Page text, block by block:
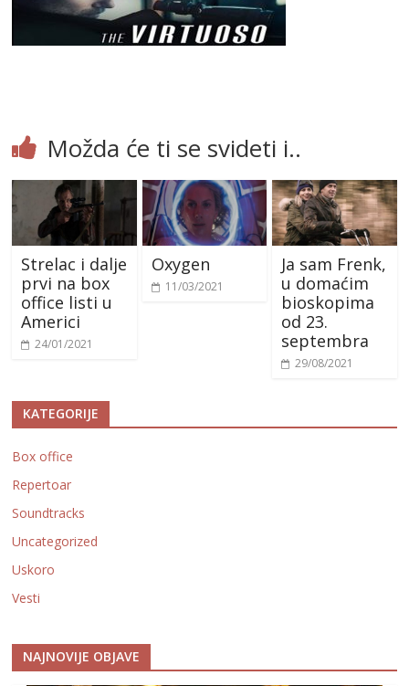
Možda će ti se svideti i..
Strelac i dalje
prvi na box
office listi u
Americi
24/01/2021
Oxygen
11/03/2021
Ja sam Frenk,
u domaćim
bioskopima
od 23.
septembra
29/08/2021
KATEGORIJE
Box office
Repertoar
Soundtracks
Uncategorized
Uskoro
Vesti
NAJNOVIJE OBJAVE